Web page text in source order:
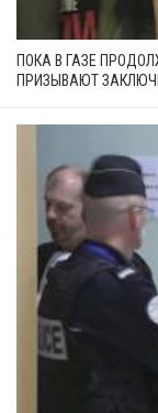
ПОКА В ГАЗЕ
ПРИЗЫВАЮТ